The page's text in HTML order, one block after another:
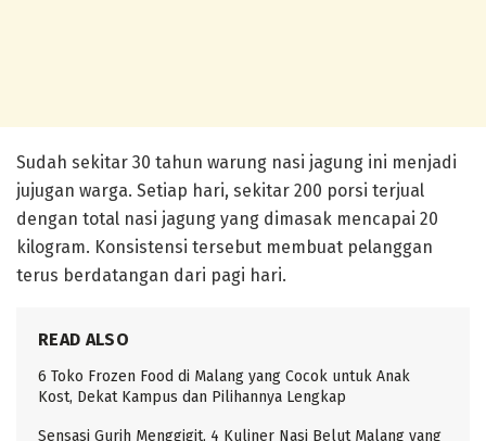
Sudah sekitar 30 tahun warung nasi jagung ini menjadi
jujugan warga. Setiap hari, sekitar 200 porsi terjual
dengan total nasi jagung yang dimasak mencapai 20
kilogram. Konsistensi tersebut membuat pelanggan
terus berdatangan dari pagi hari.
READ ALSO
6 Toko Frozen Food di Malang yang Cocok untuk Anak
Kost, Dekat Kampus dan Pilihannya Lengkap
Sensasi Gurih Menggigit, 4 Kuliner Nasi Belut Malang yang